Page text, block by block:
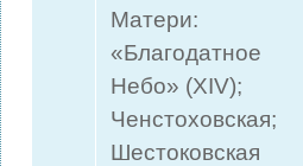
Матери:
«Благодатное
Небо» (XIV);
Ченстоховская;
Шестоковская